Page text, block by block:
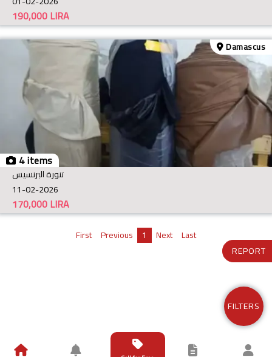
LIRA
190,000
4 items
Damascus
تنورة البرنسيس
11-02-2026
LIRA
170,000
First Previous 1 Next Last
FILTERS
REPORT